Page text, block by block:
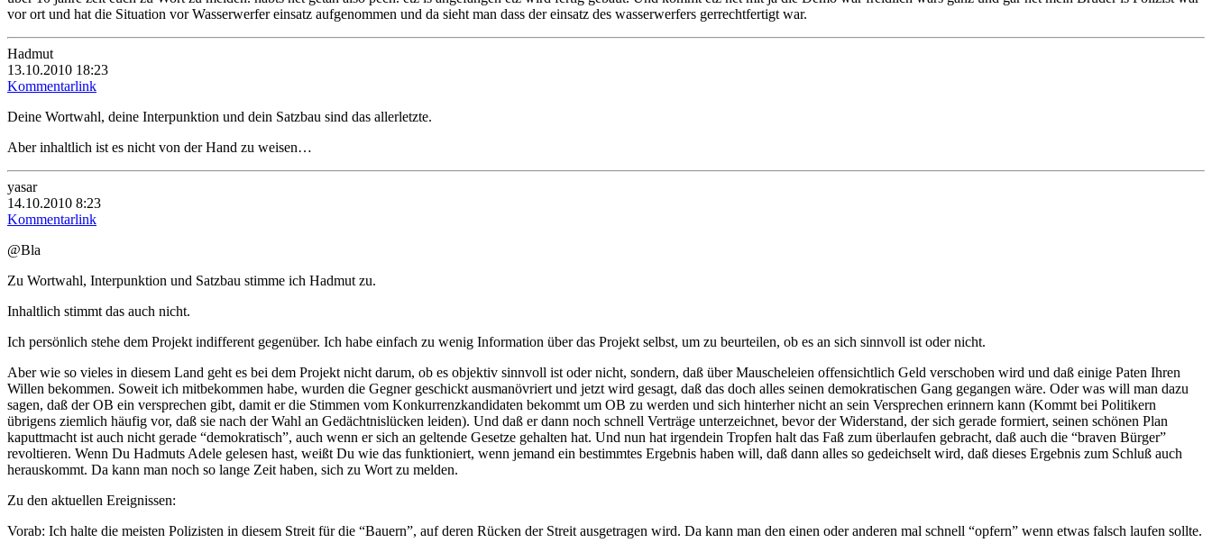
vor ort und hat die Situation vor Wasserwerfer einsatz aufgenommen und da sieht man dass der einsatz des wasserwerfers gerrechtfertigt war.
Hadmut
13.10.2010 18:23
Kommentarlink
Deine Wortwahl, deine Interpunktion und dein Satzbau sind das allerletzte.
Aber inhaltlich ist es nicht von der Hand zu weisen…
yasar
14.10.2010 8:23
Kommentarlink
@Bla
Zu Wortwahl, Interpunktion und Satzbau stimme ich Hadmut zu.
Inhaltlich stimmt das auch nicht.
Ich persönlich stehe dem Projekt indifferent gegenüber. Ich habe einfach zu wenig Information über das Projekt selbst, um zu beurteilen, ob es an sich sinnvoll ist oder nicht.
Aber wie so vieles in diesem Land geht es bei dem Projekt nicht darum, ob es objektiv sinnvoll ist oder nicht, sondern, daß über Mauscheleien offensichtlich Geld verschoben wird und daß einige Paten Ihren
Willen bekommen. Soweit ich mitbekommen habe, wurden die Gegner geschickt ausmanövriert und jetzt wird gesagt, daß das doch alles seinen demokratischen Gang gegangen wäre. Oder was will man dazu
sagen, daß der OB ein versprechen gibt, damit er die Stimmen vom Konkurrenzkandidaten bekommt um OB zu werden und sich hinterher nicht an sein Versprechen erinnern kann (Kommt bei Politikern
übrigens ziemlich häufig vor, daß sie nach der Wahl an Gedächtnislücken leiden). Und daß er dann noch schnell Verträge unterzeichnet, bevor der Widerstand, der sich gerade formiert, seinen schönen Plan
kaputtmacht ist auch nicht gerade “demokratisch”, auch wenn er sich an geltende Gesetze gehalten hat. Und nun hat irgendein Tropfen halt das Faß zum überlaufen gebracht, daß auch die “braven Bürger”
revoltieren. Wenn Du Hadmuts Adele gelesen hast, weißt Du wie das funktioniert, wenn jemand ein bestimmtes Ergebnis haben will, daß dann alles so gedeichselt wird, daß dieses Ergebnis zum Schluß auch
herauskommt. Da kann man noch so lange Zeit haben, sich zu Wort zu melden.
Zu den aktuellen Ereignissen:
Vorab: Ich halte die meisten Polizisten in diesem Streit für die “Bauern”, auf deren Rücken der Streit ausgetragen wird. Da kann man den einen oder anderen mal schnell “opfern” wenn etwas falsch laufen sollte.